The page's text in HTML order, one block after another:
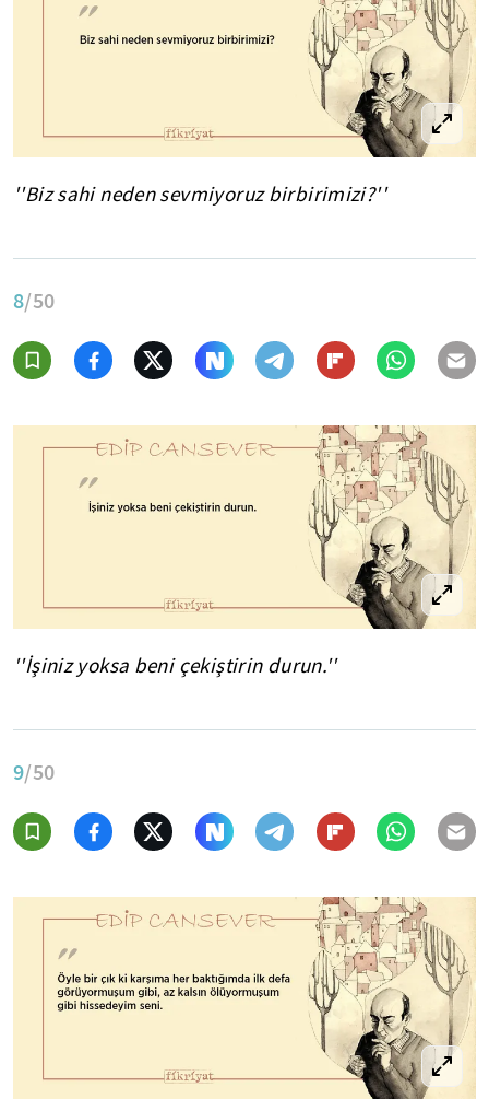
''Biz sahi neden sevmiyoruz birbirimizi?''
8/50
''İşiniz yoksa beni çekiştirin durun.''
9/50